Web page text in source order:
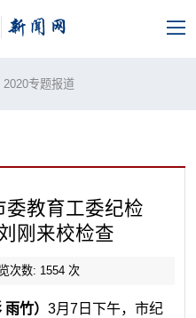
2020专题报道
委教育工委纪检
刚来校检查
次数: 1554次
竹） 3月7日下午，市纪